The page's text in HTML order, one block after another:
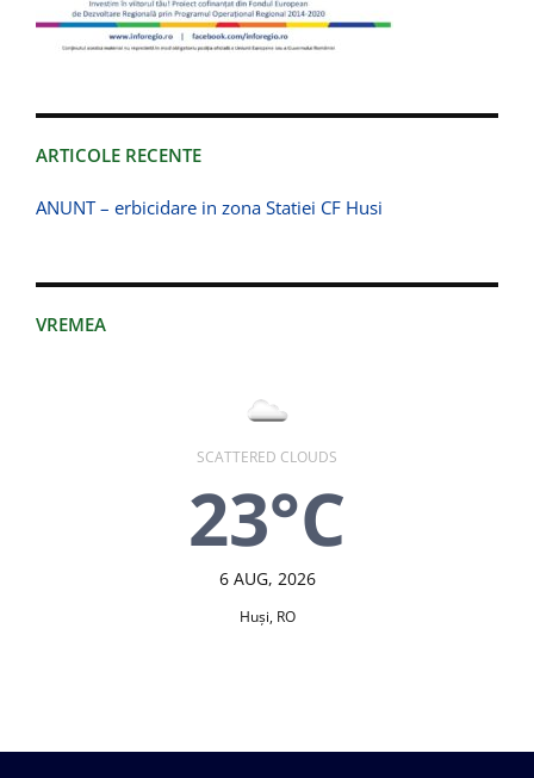
ARTICOLE RECENTE
ANUNT – erbicidare in zona Statiei CF Husi
VREMEA
SCATTERED CLOUDS
23°C
6 AUG, 2026
Huşi, RO